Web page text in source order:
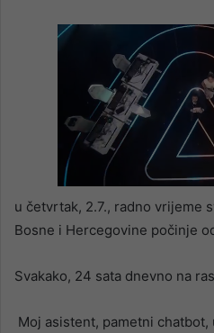
u četvrtak, 2.7., radno vrijeme
Bosne i Hercegovine počinje
Svakako, 24 sata dnevno na
Moj asistent, pametni